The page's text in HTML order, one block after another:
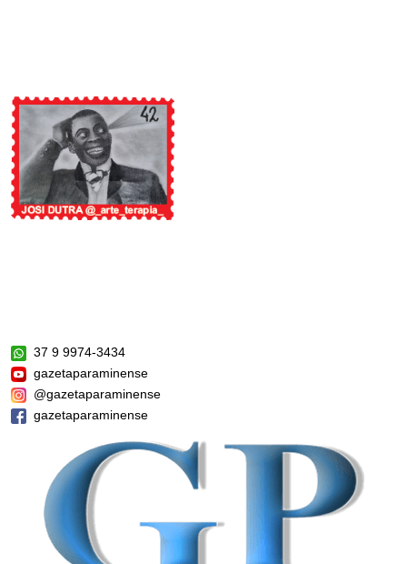
37 9 9974-3434
gazetaparaminense
@gazetaparaminense
gazetaparaminense